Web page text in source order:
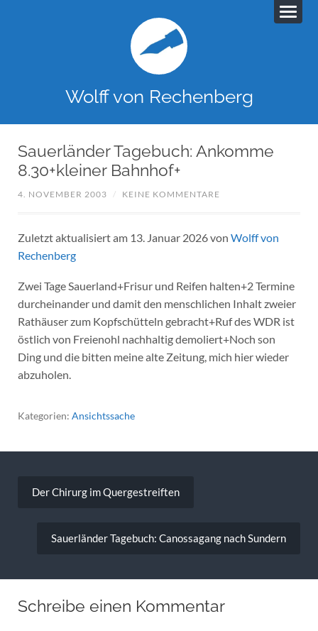
Wolff von Rechenberg
Sauerländer Tagebuch: Ankomme
8.30+kleiner Bahnhof+
4. NOVEMBER 2003 / KEINE KOMMENTARE
Zuletzt aktualisiert am 13. Januar 2026 von Wolff von
Rechenberg
Zwei Tage Sauerland+Frisur und Reifen halten+2 Termine
durcheinander und damit den menschlichen Inhalt zweier
Rathäuser zum Kopfschütteln gebracht+Ruf des WDR ist
östlich von Freienohl nachhaltig demoliert+Noch son
Ding und die bitten meine alte Zeitung, mich hier wieder
abzuholen.
Kategorien: Ansichtssache
Der Chirurg im Quergestreiften
Sauerländer Tagebuch: Canossagang nach Sundern
Schreibe einen Kommentar